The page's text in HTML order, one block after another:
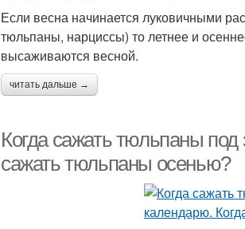
Если весна начинается луковичными
тюльпаны, нарциссы) то летнее и
высаживаются весной.
читать дальше →
Когда сажать тюльпаны
сажать тюльпаны осенью?